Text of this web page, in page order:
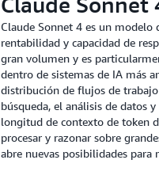
Claude Sonnet 4 es un
rentabilidad y capacidad de
gran volumen y es
dentro de sistemas de IA más
distribución de flujos de
búsqueda, el análisis de datos
longitud de contexto de token
procesar y razonar sobre
abre nuevas posibilidades para